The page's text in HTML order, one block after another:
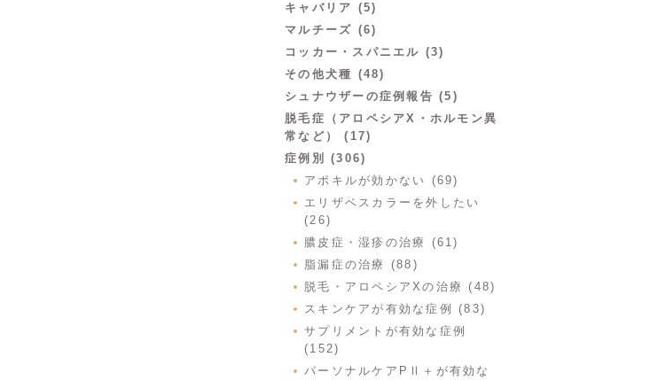
キャバリア (5)
マルチーズ (6)
コッカー・スパニエル (3)
その他犬種 (48)
シュナウザーの症例報告 (5)
脱毛症（アロペシアX・ホルモン異
常など） (17)
症例別 (306)
アポキルが効かない (69)
エリザベスカラーを外したい
(26)
膿皮症・湿疹の治療 (61)
脂漏症の治療 (88)
脱毛・アロペシアXの治療 (48)
スキンケアが有効な症例 (83)
サプリメントが有効な症例
(152)
パーソナルケアPⅡ＋が有効な